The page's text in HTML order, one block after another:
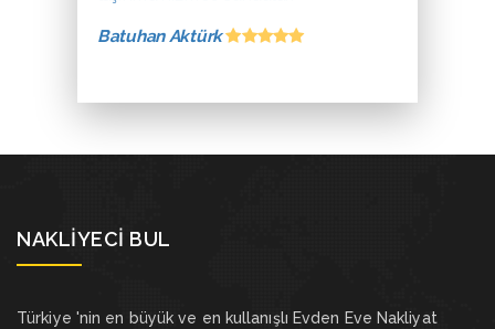
Batuhan Aktürk
NAKLIYECI BUL
Türkiye 'nin en büyük ve en kullanışlı Evden Eve Nakliyat